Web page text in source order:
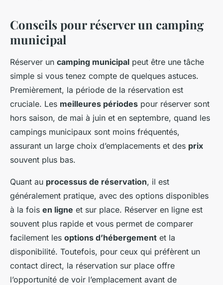
Conseils pour réserver un camping
municipal
Réserver un camping municipal peut être une tâche
simple si vous tenez compte de quelques astuces.
Premièrement, la période de la réservation est
cruciale. Les meilleures périodes pour réserver sont
hors saison, de mai à juin et en septembre, quand les
campings municipaux sont moins fréquentés,
assurant un large choix d’emplacements et des prix
souvent plus bas.
Quant au processus de réservation, il est
généralement pratique, avec des options disponibles
à la fois en ligne et sur place. Réserver en ligne est
souvent plus rapide et vous permet de comparer
facilement les options d’hébergement et la
disponibilité. Toutefois, pour ceux qui préfèrent un
contact direct, la réservation sur place offre
l’opportunité de voir l’emplacement avant de